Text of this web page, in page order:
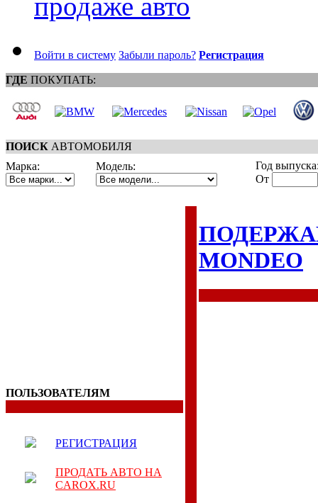
Войти в систему Забыли пароль? Регистрация
ГДЕ ПОКУПАТЬ:
ПОИСК АВТОМОБИЛЯ
Марка:
Модель:
Год
От
ПОЛЬЗОВАТЕЛЯМ
РЕГИСТРАЦИЯ
ПРОДАТЬ АВТО НА
CAROX.RU
MONDEO